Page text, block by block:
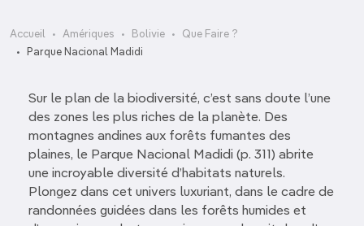
Accueil Amériques Bolivie
Que Faire ?
Parque Nacional Madidi
Sur le plan de la biodiversité, c’est sans doute l’une
des zones les plus riches de la planète. Des
montagnes andines aux forêts fumantes des
plaines, le Parque Nacional Madidi (p. 311) abrite
une incroyable diversité d’habitats naturels.
Plongez dans cet univers luxuriant, dans le cadre de
randonnées guidées dans les forêts humides et